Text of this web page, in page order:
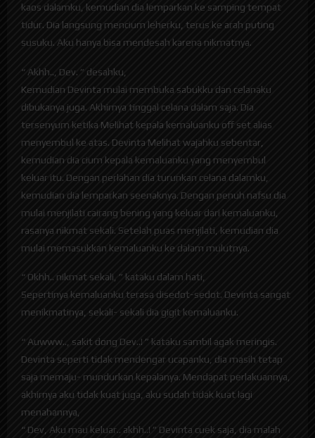
kaos dalamku, kemudian dia lemparkan ke samping tempat
tidur. Dia langsung mencium leherku, terus ke arah puting
susuku. Aku hanya bisa mendesah karena nikmatnya.
“ Akhh.., Dev. ” desahku,
Kemudian Devinta mulai membuka sabukku dan celanaku
dibukanya juga. Akhirnya tinggal celana dalam saja. Dia
tersenyum ketika Melihat kepala kemaluanku off set alias
menyembul ke atas. Devinta Melihat wajahku sebentar,
kemudian dia cium kepala kemaluanku yang menyembul
keluar itu. Dengan perlahan dia turunkan celana dalamku,
kemudian dia lemparkan seenaknya. Dengan penuh nafsu dia
mulai menjilati cairang bening yang keluar dari kemaluanku,
rasanya nikmat sekali. Setelah puas menjilati, kemudian dia
mulai memasukkan kemaluanku ke dalam mulutnya.
“ Okhh.. nikmat sekali, ” kataku dalam hati,
Sepertinya kemaluanku terasa disedot-sedot. Devinta sangat
menikmatinya, sekali- sekali dia gigit kemaluanku.
“ Auwww.., sakit dong Dev..! ” kataku sambil agak meringis.
Devinta seperti tidak mendengar ucapanku, dia masih tetap
saja memaju- mundurkan kepalanya. Mendapat perlakuannya,
akhirnya aku tidak kuat juga, aku sudah tidak kuat lagi
menahannya,
“ Dev, Aku mau keluar.. akhh..! ” Devinta cuek saja, dia malah